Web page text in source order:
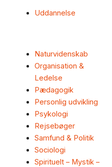
Uddannelse
Naturvidenskab
Organisation &
Ledelse
Pædagogik
Personlig udvikling
Psykologi
Rejsebøger
Samfund & Politik
Sociologi
Spirituelt – Mystik –